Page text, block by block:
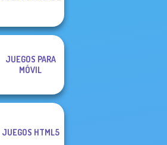
JUEGOS PARA
MÓVIL
JUEGOS HTML5